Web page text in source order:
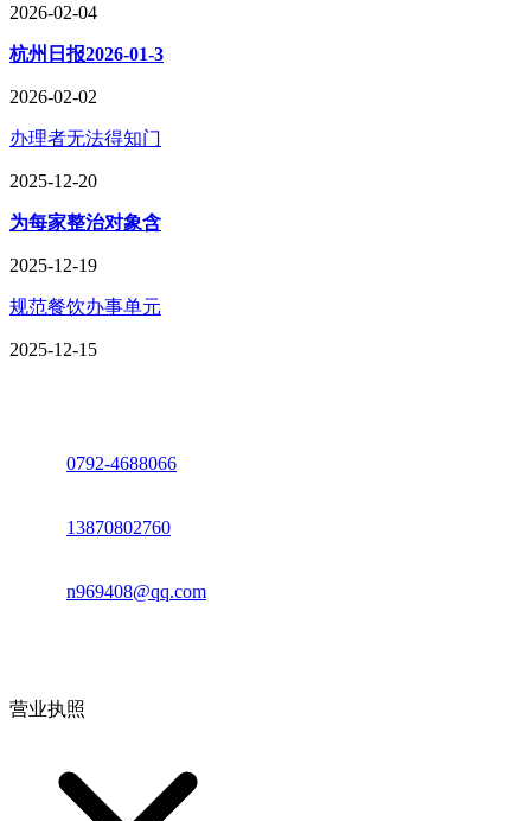
2026-02-04
杭州日报2026-01-3
2026-02-02
办理者无法得知门
2025-12-20
为每家整治对象含
2025-12-19
规范餐饮办事单元
2025-12-15
0792-4688066
13870802760
n969408@qq.com
营业执照